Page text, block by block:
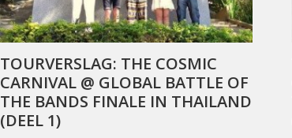
TOURVERSLAG: THE COSMIC
CARNIVAL @ GLOBAL BATTLE OF
THE BANDS FINALE IN THAILAND
(DEEL 1)